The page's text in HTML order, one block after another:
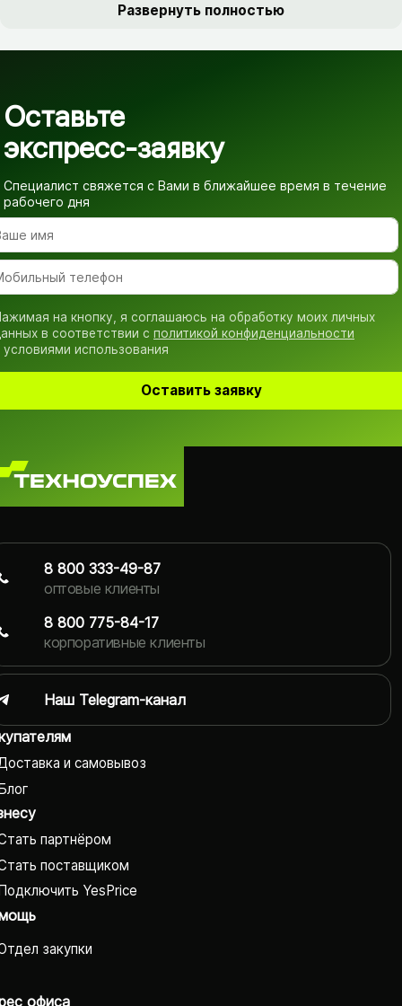
Развернуть полностью
Оставьте
экспресс-заявку
Специалист свяжется с Вами в ближайшее время в течение
рабочего дня
на кнопку, я соглашаюсь на обработку моих личных
в соответствии с политикой конфиденциальности
условиями использования
Оставить заявку
и самовывоз
партнёром
поставщиком
YesPrice
закупки
офиса
8 800 333-49-87
оптовые клиенты
8 800 775-84-17
корпоративные клиенты
Наш Telegram-канал